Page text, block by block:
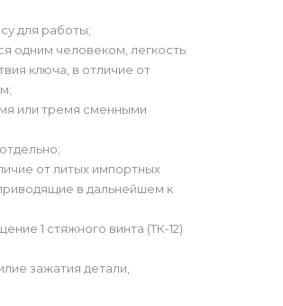
для работы;
одним человеком, легкость
ключа, в отличие от
или тремя сменными
от литых импортных
в дальнейшем к
1 стяжного винта (ТК-12)
зажатия детали,